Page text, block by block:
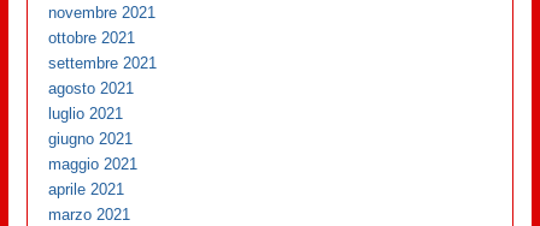
novembre 2021
ottobre 2021
settembre 2021
agosto 2021
luglio 2021
giugno 2021
maggio 2021
aprile 2021
marzo 2021